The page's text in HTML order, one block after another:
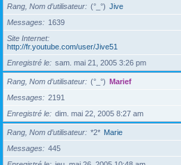
Rang, Nom d’utilisateur (°_°) Jive
Messages
1639
Site Internet
http://fr.youtube.com/user/Jive51
Enregistré le
sam. mai 21, 2005 3:26 pm
Rang, Nom d’utilisateur (°_°) Marief
Messages
2191
Enregistré le
dim. mai 22, 2005 8:27 am
Rang, Nom d’utilisateur *2* Marie
Messages
445